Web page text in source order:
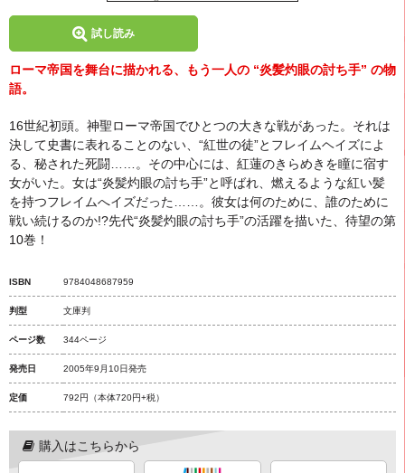
試し読み
ローマ帝国を舞台に描かれる、もう一人の “炎髪灼眼の討ち手” の物
語。
16世紀初頭。神聖ローマ帝国でひとつの大きな戦があった。それは
決して史書に表れることのない、“紅世の徒”とフレイムヘイズによ
る、秘された死闘……。その中心には、紅蓮のきらめきを瞳に宿す
女がいた。女は“炎髪灼眼の討ち手”と呼ばれ、燃えるような紅い髪
を持つフレイムへイズだった……。彼女は何のために、誰のために
戦い続けるのか!?先代“炎髪灼眼の討ち手”の活躍を描いた、待望の第
10巻！
ISBN 9784048687959
判型 文庫判
ページ数 344ページ
発売日 2005年9月10日発売
定価 792円 （本体720円+税）
購入はこちらから